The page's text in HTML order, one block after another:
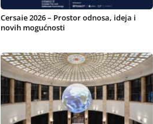
Cersaie 2026 – Prostor odnosa, ideja i
novih mogućnosti